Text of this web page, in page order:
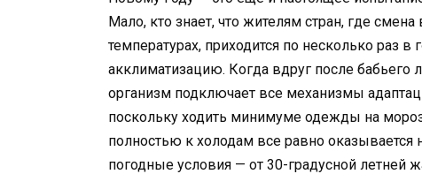
Мало, кто знает, что жителям стран, где
температурах, приходится по несколько раз
акклиматизацию. Когда вдруг после бабьего
организм подключает все механизмы
поскольку ходить минимуме одежды на
полностью к холодам все равно
погодные условия — от 30-градусной